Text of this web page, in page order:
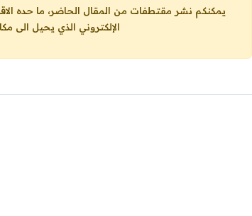
يمكنكم نشر مقتطفات من المقال الحاضر، ما حده الاقصى 25% من مجموع المقال، شرط: ذكر اسم المؤلف والناشر
الإلكتروني الذي يحيل الى